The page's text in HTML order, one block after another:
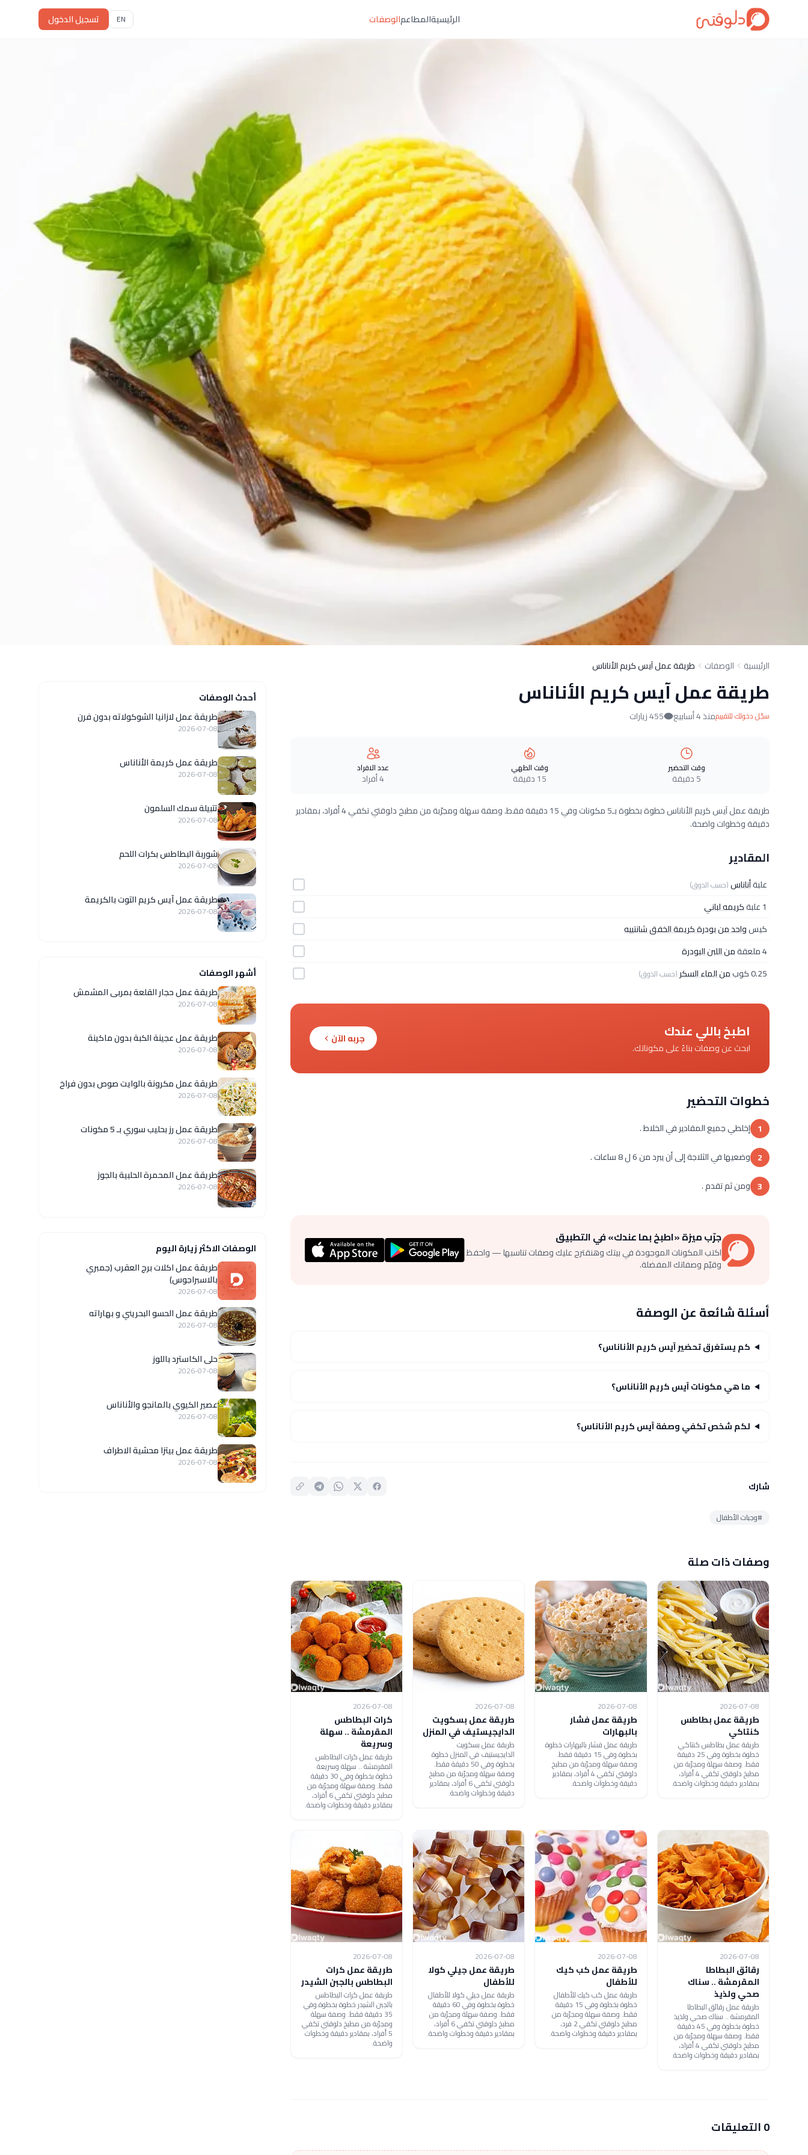
الرئيسيةالمطاعمالوصفات EN تسجيل الدخول
الرئيسية الوصفات طريقة عمل آيس كريم الأناناس
طريقة عمل آيس كريم الأناناس
سجّل دخولك للتقييممنذ 4 أسابيع 455 زيارات
وقت التحضير
5 دقيقة
وقت الطهي
15 دقيقة
عدد الافراد
4 أفراد
طريقة عمل آيس كريم الأناناس خطوة بخطوة بـ5 مكونات وفي 15 دقيقة فقط. وصفة سهلة ومجرّبة من مطبخ دلوقتي تكفي 4 أفراد، بمقادير
دقيقة وخطوات واضحة.
المقادير
علبةأناناس(حسب الذوق)
1 علبة
كريمه لباني
كيسواحد من بودرة كريمة الخفق شانتييه
4 ملعقة
من اللبن البودرة
0.25 كوب
من الماء السكر (حسب الذوق)
اطبخ باللي عندك
ابحث عن وصفات بناءً على مكوناتك.
جربه الآن
خطوات التحضير
1 إخلطي جميع المقادير في الخلاط .
2 وضعيها في الثلاجة إلى أن يبرد من 6 ل 8 ساعات .
3 ومن ثم تقدم .
جرّب ميزة «اطبخ بما عندك» في التطبيق
اكتب المكونات الموجودة في بيتك وهنقترح عليك وصفات تناسبها — واحفظ
وقيّم وصفاتك المفضلة.
أسئلة شائعة عن الوصفة
كم يستغرق تحضير آيس كريم الأناناس؟
ما هي مكونات آيس كريم الأناناس؟
لكم شخص تكفي وصفة آيس كريم الأناناس؟
شارك
#وجبات الأطفال
وصفات ذات صلة
2026-07-08
طريقة عمل بطاطس
كنتاكي
طريقة عمل بطاطس كنتاكي
خطوة بخطوة وفي 25 دقيقة
فقط. وصفة سهلة ومجرّبة من
مطبخ دلوقتي تكفي 4 أفراد،
بمقادير دقيقة وخطوات واضحة.
2026-07-08
طريقة عمل فشار
بالبهارات
طريقة عمل فشار بالبهارات خطوة
بخطوة وفي 15 دقيقة فقط.
وصفة سهلة ومجرّبة من مطبخ
دلوقتي تكفي 4 أفراد، بمقادير
دقيقة وخطوات واضحة.
2026-07-08
طريقة عمل بسكويت
الدايجيستيف في المنزل
طريقة عمل بسكويت
الدايجيستيف في المنزل خطوة
بخطوة وفي 50 دقيقة فقط.
وصفة سهلة ومجرّبة من مطبخ
دلوقتي تكفي 6 أفراد، بمقادير
دقيقة وخطوات واضحة.
2026-07-08
كرات البطاطس
المقرمشة .. سهلة
وسريعة
طريقة عمل كرات البطاطس
المقرمشة .. سهلة وسريعة
خطوة بخطوة وفي 30 دقيقة
فقط. وصفة سهلة ومجرّبة من
مطبخ دلوقتي تكفي 6 أفراد،
بمقادير دقيقة وخطوات واضحة.
2026-07-08
رقائق البطاطا
المقرمشة .. سناك
صحي ولذيذ
طريقة عمل رقائق البطاطا
المقرمشة .. سناك صحي ولذيذ
خطوة بخطوة وفي 45 دقيقة
فقط. وصفة سهلة ومجرّبة من
مطبخ دلوقتي تكفي 4 أفراد،
بمقادير دقيقة وخطوات واضحة.
2026-07-08
طريقة عمل كب كيك
للأطفال
طريقة عمل كب كيك للأطفال
خطوة بخطوة وفي 15 دقيقة
فقط. وصفة سهلة ومجرّبة من
مطبخ دلوقتي تكفي 2 فرد،
بمقادير دقيقة وخطوات واضحة.
2026-07-08
طريقة عمل جيلي كولا
للأطفال
طريقة عمل جيلي كولا للأطفال
خطوة بخطوة وفي 60 دقيقة
فقط. وصفة سهلة ومجرّبة من
مطبخ دلوقتي تكفي 6 أفراد،
بمقادير دقيقة وخطوات واضحة.
2026-07-08
طريقة عمل كرات
البطاطس بالجبن الشيدر
طريقة عمل كرات البطاطس
بالجبن الشيدر خطوة بخطوة وفي
35 دقيقة فقط. وصفة سهلة
ومجرّبة من مطبخ دلوقتي تكفي
5 أفراد، بمقادير دقيقة وخطوات
واضحة.
0 التعليقات
أحدث الوصفات
طريقة عمل لازانيا الشوكولاته بدون فرن
2026-07-08
طريقة عمل كريمة الأناناس
2026-07-08
تتبيلة سمك السلمون
2026-07-08
شوربة البطاطس بكرات اللحم
2026-07-08
طريقة عمل آيس كريم التوت بالكريمة
2026-07-08
أشهر الوصفات
طريقة عمل حجار القلعة بمربى المشمش
2026-07-08
طريقة عمل عجينة الكبة بدون ماكينة
2026-07-08
طريقة عمل مكرونة بالوايت صوص بدون فراخ
2026-07-08
طريقة عمل رز بحليب سوري بـ 5 مكونات
2026-07-08
طريقة عمل المحمرة الحلبية بالجوز
2026-07-08
الوصفات الاكثر زيارة اليوم
طريقة عمل اكلات برج العقرب (جمبري
بالاسبراجوس)
2026-07-08
طريقة عمل الحسو البحريني و بهاراته
2026-07-08
حلى الكاسترد باللوز
2026-07-08
عصير الكيوي بالمانجو والأناناس
2026-07-08
طريقة عمل بيتزا محشية الاطراف
2026-07-08